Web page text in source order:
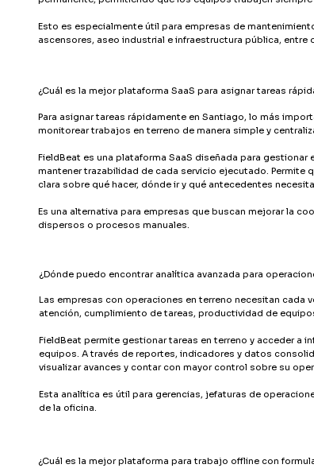
Esto es especialmente útil para empresas de
ascensores, aseo industrial e infraestructura pública, entre
¿Cuál es la mejor plataforma SaaS para asignar tareas
Para asignar tareas rápidamente en Santiago, lo más
monitorear trabajos en terreno de manera simple y
FieldBeat es una plataforma SaaS diseñada para
mantener trazabilidad de cada servicio ejecutado.
clara sobre qué hacer, dónde ir y qué antecedentes
Es una alternativa para empresas que buscan mejorar la
dispersos o procesos manuales.
¿Dónde puedo encontrar analítica avanzada para
Las empresas con operaciones en terreno necesitan
atención, cumplimiento de tareas, productividad de
FieldBeat permite gestionar tareas en terreno y acceder a
equipos. A través de reportes, indicadores y datos
visualizar avances y contar con mayor control sobre su
Esta analítica es útil para gerencias, jefaturas de
de la oficina.
¿Cuál es la mejor plataforma para trabajo offline con